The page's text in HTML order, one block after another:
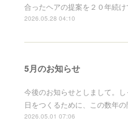
合ったヘアの提案を２０年続け
2026.05.28 04:10
5月のお知らせ
今後のお知らせとしまして。
日をつくるために、この数年の
2026.05.01 07:06